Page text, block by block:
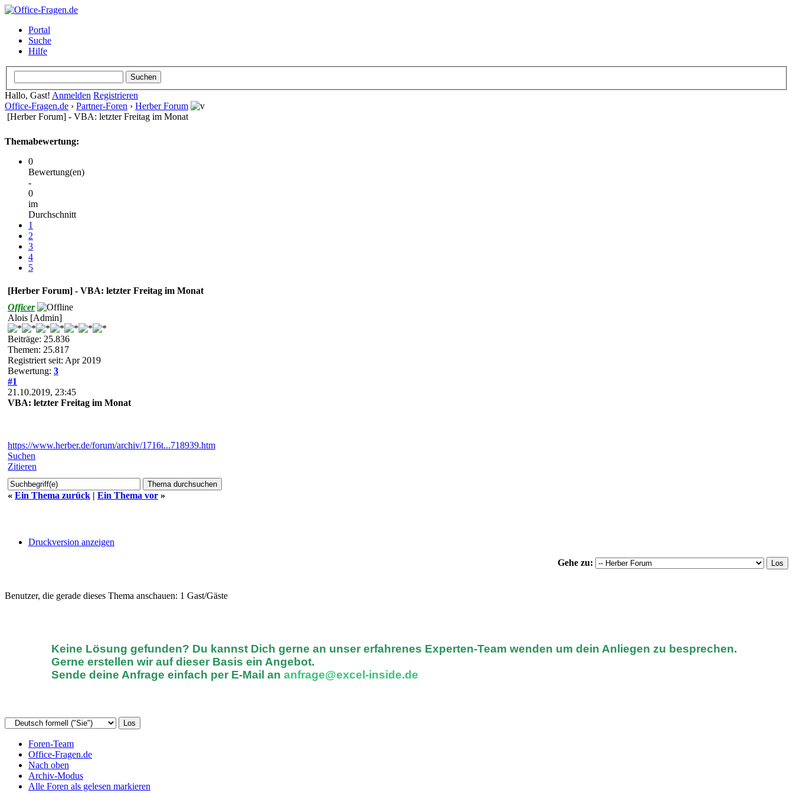
Portal
Suche
Hilfe
Hallo, Gast! Anmelden Registrieren
Office-Fragen.de › Partner-Foren › Herber Forum
[Herber Forum] - VBA: letzter Freitag im Monat
Themabewertung:
0
Bewertung(en)
-
0
im
Durchschnitt
1
2
3
4
5
[Herber Forum] - VBA: letzter Freitag im Monat
Officer
Alois [Admin]
Beiträge: 25.836
Themen: 25.817
Registriert seit: Apr 2019
Bewertung: 3
#1
21.10.2019, 23:45
VBA: letzter Freitag im Monat
https://www.herber.de/forum/archiv/1716t...718939.htm
Suchen
Zitieren
« Ein Thema zurück | Ein Thema vor »
Druckversion anzeigen
Gehe zu:
Benutzer, die gerade dieses Thema anschauen: 1 Gast/Gäste
Keine Lösung gefunden? Du kannst Dich gerne an unser erfahrenes Experten-Team wenden um dein Anliegen zu besprechen.
Gerne erstellen wir auf dieser Basis ein Angebot.
Sende deine Anfrage einfach per E-Mail an anfrage@excel-inside.de
Foren-Team
Office-Fragen.de
Nach oben
Archiv-Modus
Alle Foren als gelesen markieren